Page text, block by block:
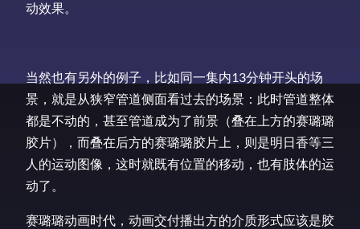
动效果。
当然也有另外的例子，比如同一集内13分钟开头的场
景，就是从狭窄管道侧面看过去的场景：此时管道整体
都是不动的，甚至管道成为了前景（叠在上方的赛璐璐
胶片），而叠在后方的赛璐璐胶片上，则是明日香等三
人的运动图像，这时就既有位置的移动，也有肢体的运
动了。
赛璐璐动画时代，动画交付播出方的介质形式应该是胶